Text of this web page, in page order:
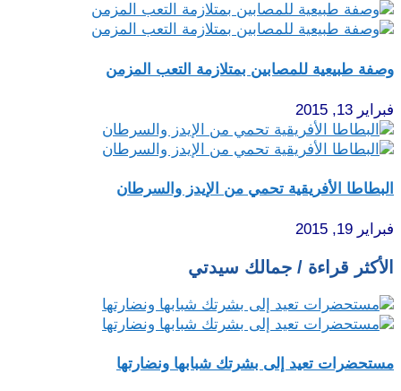
وصفة طبيعية للمصابين بمتلازمة التعب المزمن
فبراير 13, 2015
البطاطا الأفريقية تحمي من الإيدز والسرطان
فبراير 19, 2015
الأكثر قراءة / جمالك سيدتي
مستحضرات تعيد إلى بشرتك شبابها ونضارتها